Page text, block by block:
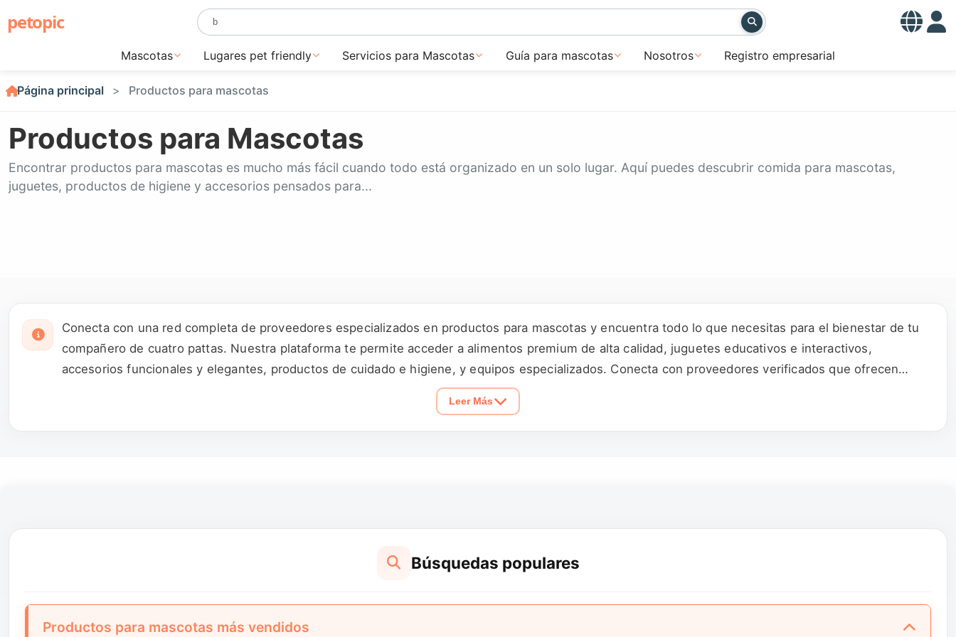
petopic
Mascotas Lugares pet friendly Servicios para Mascotas Guía para mascotas Nosotros Registro empresarial
Página principal Productos para mascotas
Productos para Mascotas
Encontrar productos para mascotas es mucho más fácil cuando todo está organizado en un solo lugar. Aquí puedes descubrir comida para mascotas,
juguetes, productos de higiene y accesorios pensados para...
Conecta con una red completa de proveedores especializados en productos para mascotas y encuentra todo lo que necesitas para el bienestar de tu
compañero de cuatro pattas. Nuestra plataforma te permite acceder a alimentos premium de alta calidad, juguetes educativos e interactivos,
accesorios funcionales y elegantes, productos de cuidado e higiene, y equipos especializados. Conecta con proveedores verificados que ofrecen
comida natural y nutritiva para perros, gatos, aves, y otros animales domésticos. Encuentra juguetes que estimulan la inteligencia y satisfacen las
necesidades de entretenimiento de tu mascota. Descubre accesorios como collares, correas, arneses, camas, y transportadores diseñados para la
Leer Más
Búsquedas populares
Productos para mascotas más vendidos